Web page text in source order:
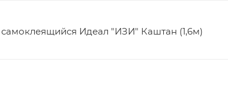
Идеал "ИЗИ" Каштан (1,6м)